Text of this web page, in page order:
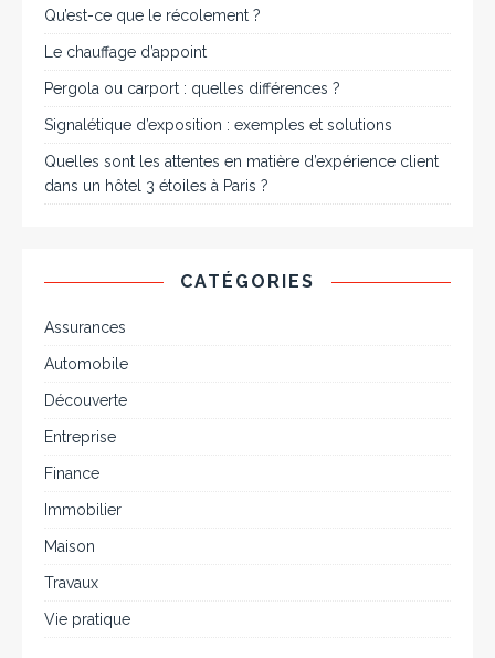
Qu’est-ce que le récolement ?
Le chauffage d’appoint
Pergola ou carport : quelles différences ?
Signalétique d’exposition : exemples et solutions
Quelles sont les attentes en matière d’expérience client
dans un hôtel 3 étoiles à Paris ?
CATÉGORIES
Assurances
Automobile
Découverte
Entreprise
Finance
Immobilier
Maison
Travaux
Vie pratique